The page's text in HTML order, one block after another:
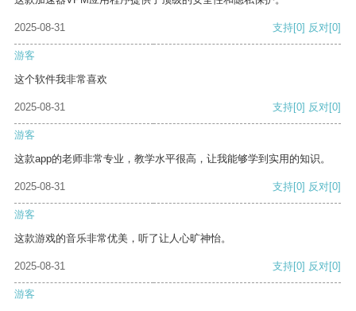
2025-08-31 支持[0] 反对[0]
游客
这个软件我非常喜欢
2025-08-31 支持[0] 反对[0]
游客
这款app的老师非常专业，教学水平很高，让我能够学到实用的知识。
2025-08-31 支持[0] 反对[0]
游客
这款游戏的音乐非常优美，听了让人心旷神怡。
2025-08-31 支持[0] 反对[0]
游客